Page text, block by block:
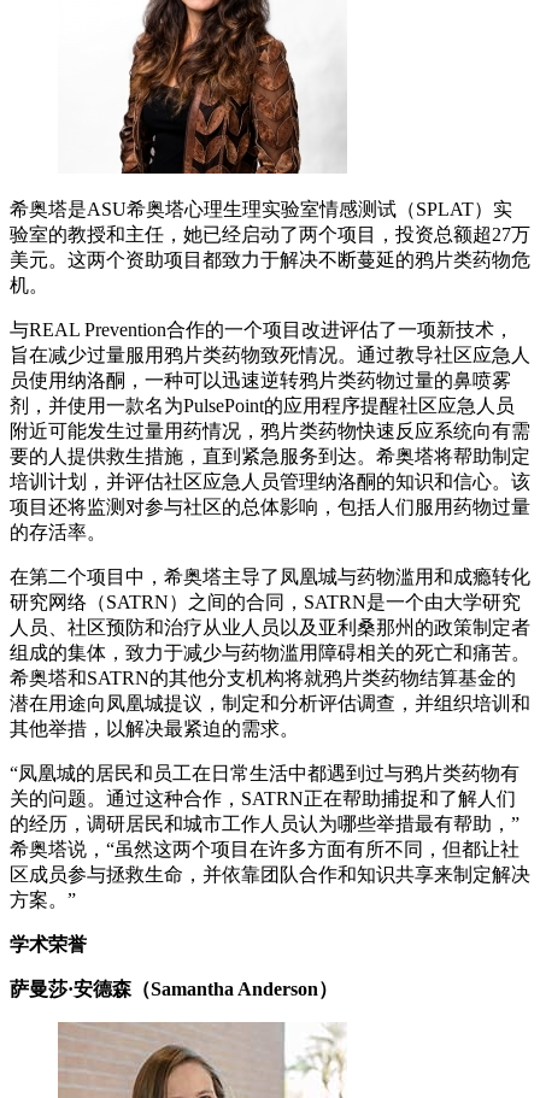
希奥塔是ASU希奥塔心理生理实验室情感测试（SPLAT）实
验室的教授和主任，她已经启动了两个项目，投资总额超27万
美元。这两个资助项目都致力于解决不断蔓延的鸦片类药物危
机。
与REAL Prevention合作的一个项目改进评估了一项新技术，
旨在减少过量服用鸦片类药物致死情况。通过教导社区应急人
员使用纳洛酮，一种可以迅速逆转鸦片类药物过量的鼻喷雾
剂，并使用一款名为PulsePoint的应用程序提醒社区应急人员
附近可能发生过量用药情况，鸦片类药物快速反应系统向有需
要的人提供救生措施，直到紧急服务到达。希奥塔将帮助制定
培训计划，并评估社区应急人员管理纳洛酮的知识和信心。该
项目还将监测对参与社区的总体影响，包括人们服用药物过量
的存活率。
在第二个项目中，希奥塔主导了凤凰城与药物滥用和成瘾转化
研究网络（SATRN）之间的合同，SATRN是一个由大学研究
人员、社区预防和治疗从业人员以及亚利桑那州的政策制定者
组成的集体，致力于减少与药物滥用障碍相关的死亡和痛苦。
希奥塔和SATRN的其他分支机构将就鸦片类药物结算基金的
潜在用途向凤凰城提议，制定和分析评估调查，并组织培训和
其他举措，以解决最紧迫的需求。
“凤凰城的居民和员工在日常生活中都遇到过与鸦片类药物有
关的问题。通过这种合作，SATRN正在帮助捕捉和了解人们
的经历，调研居民和城市工作人员认为哪些举措最有帮助，”
希奥塔说，“虽然这两个项目在许多方面有所不同，但都让社
区成员参与拯救生命，并依靠团队合作和知识共享来制定解决
方案。”
学术荣誉
萨曼莎·安德森（Samantha Anderson）